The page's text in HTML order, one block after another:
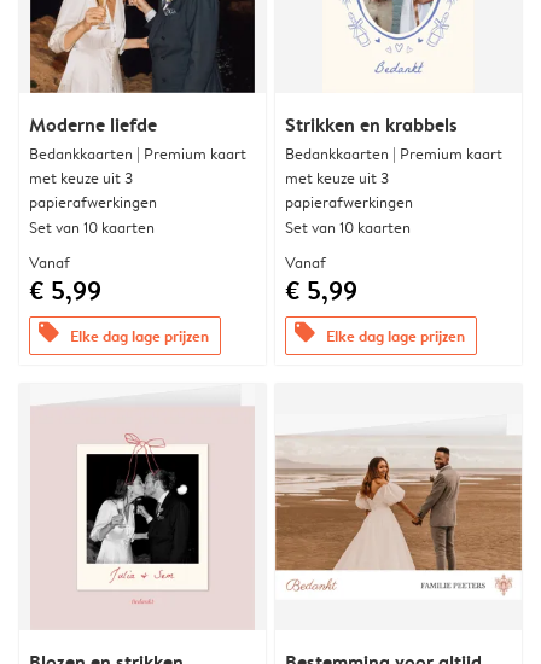
Moderne liefde
Bedankkaarten | Premium kaart
met keuze uit 3
papierafwerkingen
Set van 10 kaarten
Vanaf
€ 5,99
offers Elke dag lage prijzen
Strikken en krabbels
Bedankkaarten | Premium kaart
met keuze uit 3
papierafwerkingen
Set van 10 kaarten
Vanaf
€ 5,99
offers Elke dag lage prijzen